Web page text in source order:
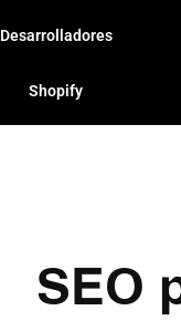
Desarrolladores
Shopify
SEO